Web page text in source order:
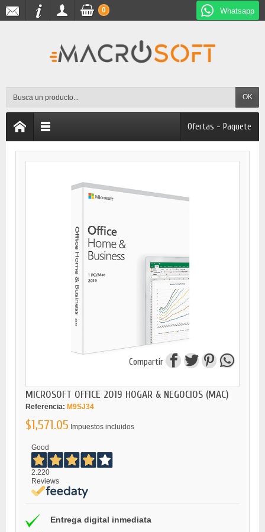
Whatsapp
OK
0
Ofertas - Paquete
Compartir
MICROSOFT OFFICE 2019 HOGAR & NEGOCIOS (MAC)
Referencia: M9SJ34
$1,571.05 Impuestos incluidos
Good
2.220
Reviews
Entrega digital inmediata